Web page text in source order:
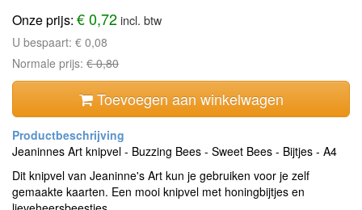
Onze prijs: € 0,72incl. btw
U bespaart: € 0,08
Normale prijs: € 0,80
Toevoegen aan winkelwagen
Jeaninnes Art knipvel - Buzzing Bees - Sweet Bees - Bijtjes - A4
Dit knipvel van Jeaninne's Art kun je gebruiken voor je zelf
gemaakte kaarten. Een mooi knipvel met honingbijtjes en